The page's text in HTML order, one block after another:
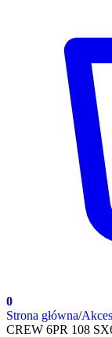
0
Strona główna/
CREW 6PR 108